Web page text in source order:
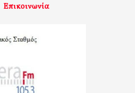
Επικοινωνία